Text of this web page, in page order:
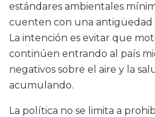
estándares ambientales
cuenten con una antigüedad
La intención es evitar que
continúen entrando al país
negativos sobre el aire y la
acumulando.
La política no se limita a